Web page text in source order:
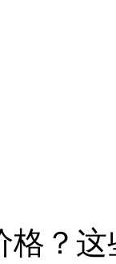
格？